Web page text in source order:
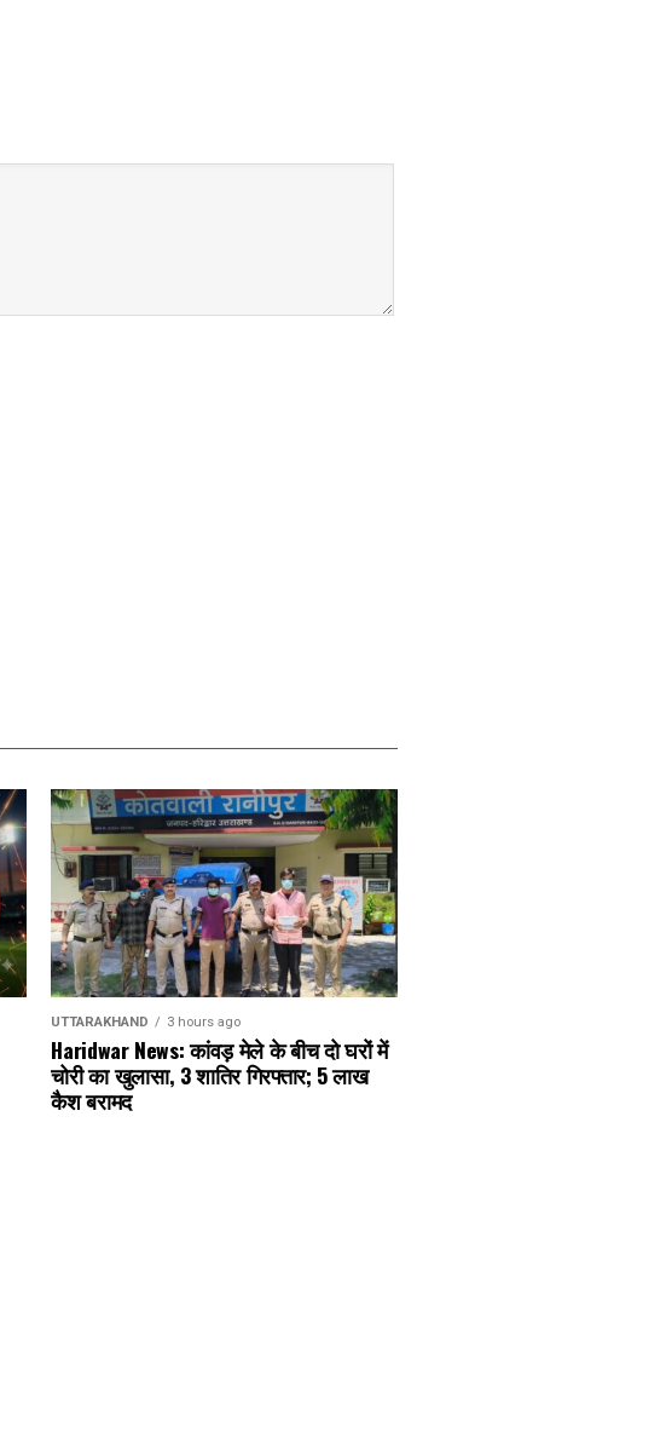
UTTARAKHAND 3 hours ago
Haridwar News: कांवड़ मेले के बीच दो घरों में
चोरी का खुलासा, 3 शातिर गिरफ्तार; ₹5 लाख
कैश बरामद